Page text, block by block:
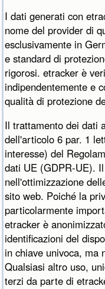
I dati generati con
nome del provider di
esclusivamente in
e standard di
rigorosi. etracker è
indipendentemente e
qualità di protezione
Il trattamento dei dati
dell'articolo 6 par. 1
interesse) del
dati UE (GDPR-UE).
nell'ottimizzazione
sito web. Poiché la
particolarmente
etracker è
identificazioni del
in chiave univoca, ma
Qualsiasi altro uso,
terzi da parte di